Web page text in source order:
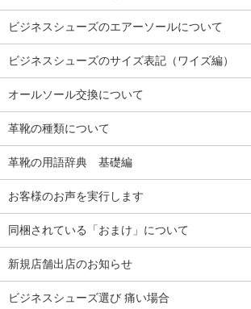
ビジネスシューズのエアーソールについて
ビジネスシューズのサイズ表記（ワイズ編）
オールソール交換について
革靴の種類について
革靴の用語辞典 基礎編
お客様のお声を実行します
同梱されている「おまけ」について
新規店舗出店のお知らせ
ビジネスシューズ選び 痛い場合